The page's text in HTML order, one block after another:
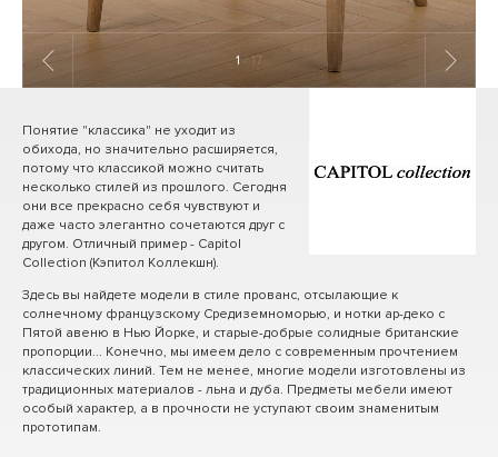
1 / 17
Понятие "классика" не уходит из
обихода, но значительно расширяется,
потому что классикой можно считать
несколько стилей из прошлого. Сегодня
они все прекрасно себя чувствуют и
даже часто элегантно сочетаются друг с
другом. Отличный пример - Capitol
Collection (Кэпитол Коллекшн).
Здесь вы найдете модели в стиле прованс, отсылающие к
солнечному французскому Средиземноморью, и нотки ар-деко с
Пятой авеню в Нью Йорке, и старые-добрые солидные британские
пропорции... Конечно, мы имеем дело с современным прочтением
классических линий. Тем не менее, многие модели изготовлены из
традиционных материалов - льна и дуба. Предметы мебели имеют
особый характер, а в прочности не уступают своим знаменитым
прототипам.